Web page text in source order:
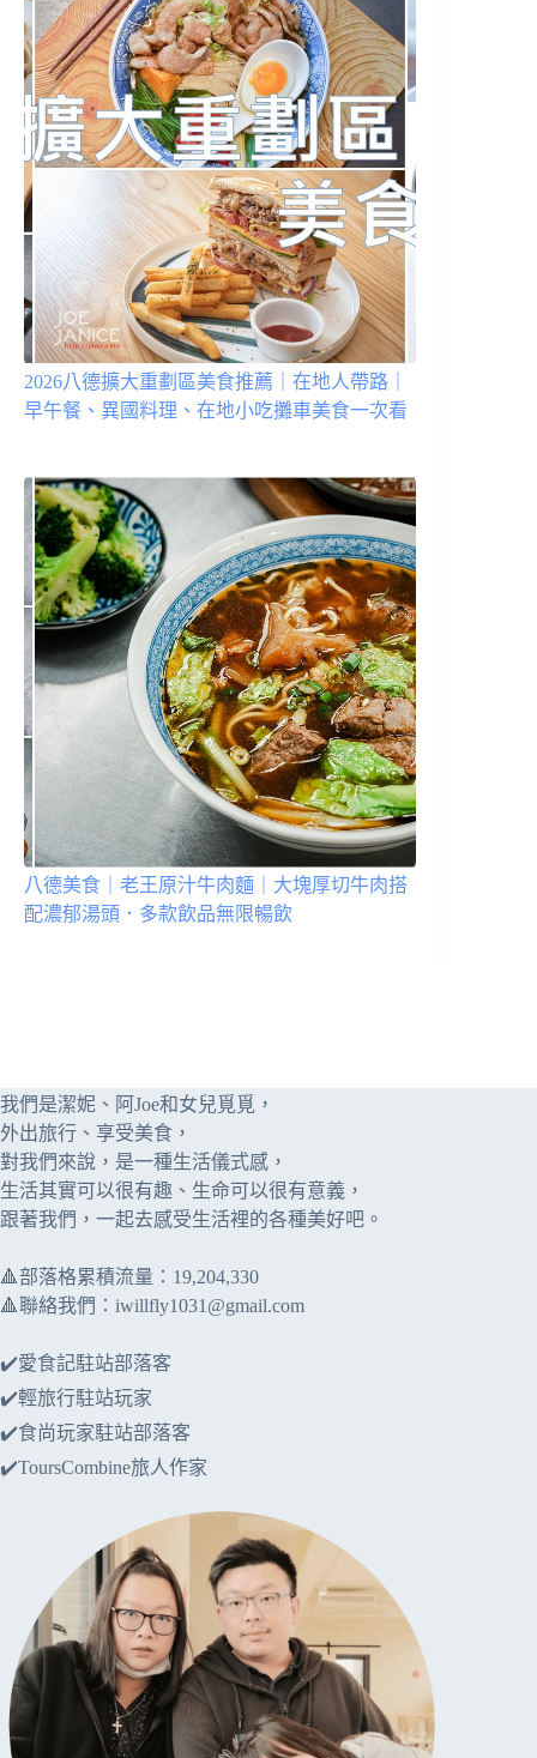
2026八德擴大重劃區美食推薦｜在地人帶路｜
早午餐、異國料理、在地小吃攤車美食一次看
八德美食｜老王原汁牛肉麵｜大塊厚切牛肉搭
配濃郁湯頭．多款飲品無限暢飲
我們是潔妮、阿Joe和女兒覓覓，
外出旅行、享受美食，
對我們來說，是一種生活儀式感，
生活其實可以很有趣、生命可以很有意義，
跟著我們，一起去感受生活裡的各種美好吧。
🔺部落格累積流量：​​19,204,330
🔺聯絡我們： iwillfly1031@gmail.com
✔️愛食記駐站部落客
✔️輕旅行駐站玩家
✔️食尚玩家駐站部落客
✔️ToursCombine旅人作家